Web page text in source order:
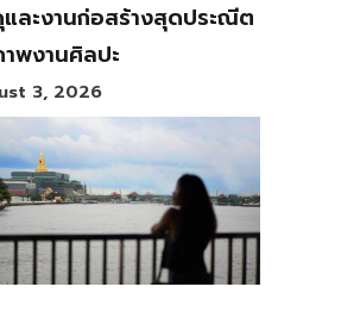
ละงานก่อสร้างสุดประณีต
พงานศิลปะ
3, 2026